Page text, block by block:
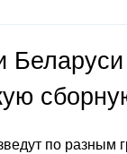
по разным